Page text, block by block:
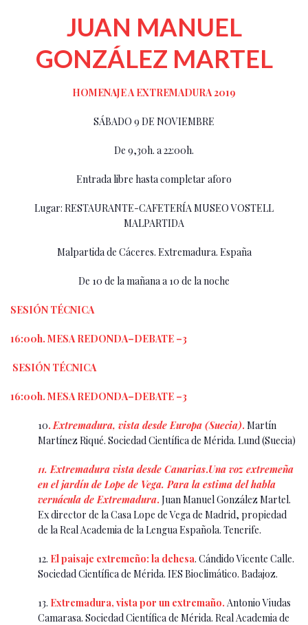
JUAN MANUEL
GONZÁLEZ MARTEL
HOMENAJE A EXTREMADURA 2019
SÁBADO 9 DE NOVIEMBRE
De 9,30h. a 22:00h.
Entrada libre hasta completar aforo
Lugar: RESTAURANTE-CAFETERÍA MUSEO VOSTELL
MALPARTIDA
Malpartida de Cáceres. Extremadura. España
De 10 de la mañana a 10 de la noche
SESIÓN TÉCNICA
16:00h. MESA REDONDA–DEBATE –3
SESIÓN TÉCNICA
16:00h. MESA REDONDA–DEBATE –3
10. Extremadura, vista desde Europa (Suecia). Martín
Martínez Riqué. Sociedad Científica de Mérida. Lund (Suecia)
11. Extremadura vista desde Canarias.Una voz extremeña
en el jardín de Lope de Vega. Para la estima del habla
vernácula de Extremadura. Juan Manuel González Martel.
Ex director de la Casa Lope de Vega de Madrid, propiedad
de la Real Academia de la Lengua Española. Tenerife.
12. El paisaje extremeño: la dehesa. Cándido Vicente Calle.
Sociedad Científica de Mérida. IES Bioclimático. Badajoz.
13. Extremadura, vista por un extremaño. Antonio Viudas
Camarasa. Sociedad Científica de Mérida. Real Academia de